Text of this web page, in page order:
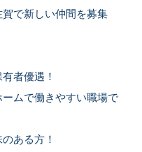
で新しい仲間を募集
者優遇！
ムで働きやすい職場で
ある方！